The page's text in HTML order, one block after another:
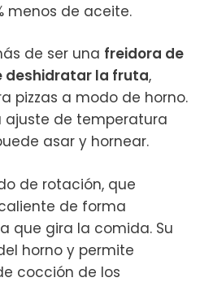
menos de aceite.
de ser una freidora de
deshidratar la fruta,
pizzas a modo de horno.
ajuste de temperatura
asar y hornear.
de rotación, que
de forma
que gira la comida. Su
horno y permite
cocción de los